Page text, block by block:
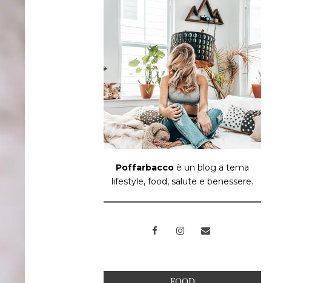
Poffarbacco è un blog a tema
lifestyle, food, salute e benessere.